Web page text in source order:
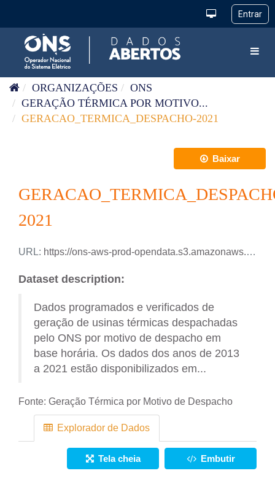
ORGANIZAÇÕES
ONS
GERAÇÃO TÉRMICA POR MOTIVO...
GERACAO_TERMICA_DESPACHO-2021
Baixar
2021
URL: https://ons-aws-prod-opendata.s3.amazonaws.com/dataset/geracao_termica_despacho_2_ho/GERACAO_TERMICA_DESPACHO_2021.csv
Dataset description:
Dados programados e verificados de
geração de usinas térmicas despachadas
pelo ONS por motivo de despacho em
base horária. Os dados dos anos de 2013
a 2021 estão disponibilizados em...
Fonte: Geração Térmica por Motivo de Despacho
Explorador de Dados
Tela cheia Embutir